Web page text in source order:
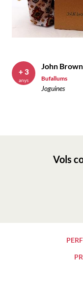
John Brown
Bufallums
Joguines
+ 3
anys
Vols